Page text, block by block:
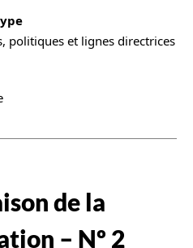
politiques et lignes directrices
de la
– Nº 2